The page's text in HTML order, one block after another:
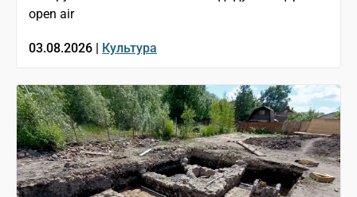
open air
03.08.2026 | Культура